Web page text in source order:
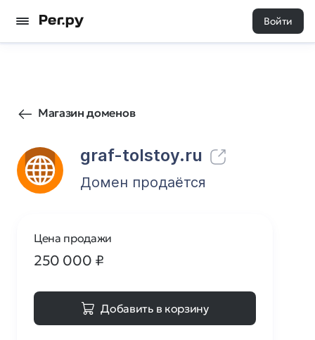
Войти
Магазин доменов
graf-tolstoy.ru
17 0
Домен продаётся
Цена продажи
250 000 ₽
Добавить в корзину